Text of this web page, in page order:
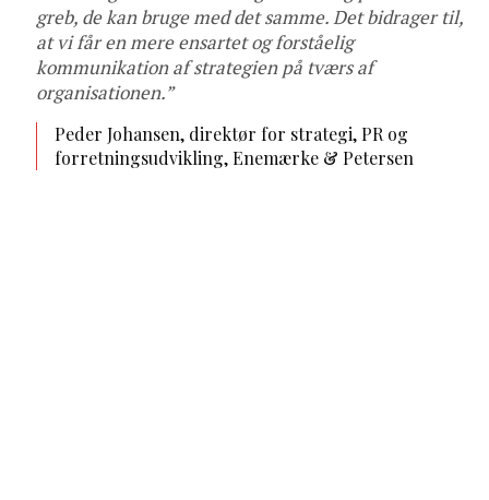
greb, de kan bruge med det samme. Det bidrager til,
at vi får en mere ensartet og forståelig
kommunikation af strategien på tværs af
organisationen.”
Peder Johansen, direktør for strategi, PR og
forretningsudvikling, Enemærke & Petersen